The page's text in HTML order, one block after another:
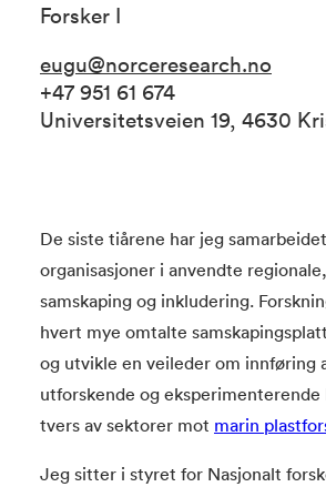
Forsker I
eugu@norceresearch.no
+47 951 61 674
Universitetsveien 19, 4630
De siste tiårene har jeg
organisasjoner i anvendte
samskaping og inkludering.
hvert mye omtalte
og utvikle en veileder om innføring
utforskende og
tvers av sektorer mot marin
Jeg sitter i styret for Nasjonalt